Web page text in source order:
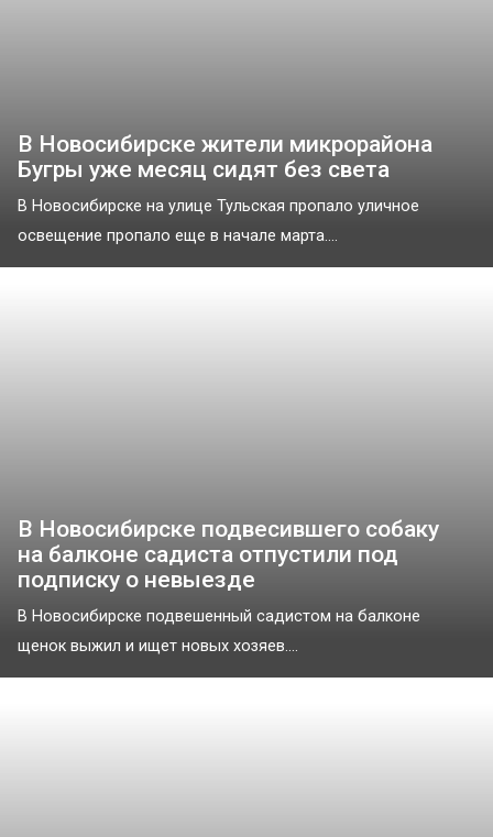
В Новосибирске жители микрорайона
Бугры уже месяц сидят без света
В Новосибирске на улице Тульская пропало уличное
освещение пропало еще в начале марта....
В Новосибирске подвесившего собаку
на балконе садиста отпустили под
подписку о невыезде
В Новосибирске подвешенный садистом на балконе
щенок выжил и ищет новых хозяев....